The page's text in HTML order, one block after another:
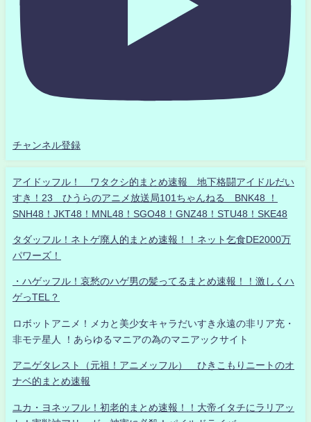
チャンネル登録
アイドッフル！ ワタクシ的まとめ速報 地下格闘アイドルだい
すき！23 ひうらのアニメ放送局101ちゃんねる BNK48 ！
SNH48！JKT48！MNL48！SGO48！GNZ48！STU48！SKE48
タダッフル！ネトゲ廃人的まとめ速報！！ネット乞食DE2000万
パワーズ！
・ハゲッフル！哀愁のハゲ男の髪ってるまとめ速報！！激しくハ
ゲっTEL？
ロボットアニメ！メカと美少女キャラだいすき永遠の非リア充・
非モテ星人 ！あらゆるマニアの為のマニアックサイト
アニゲタレスト（元祖！アニメッフル） ひきこもりニートのオ
ナベ的まとめ速報
ユカ・ヨネッフル！初老的まとめ速報！！大帝イタチにラリアッ